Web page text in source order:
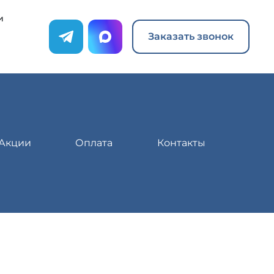
Заказать звонок
Оплата Контакты